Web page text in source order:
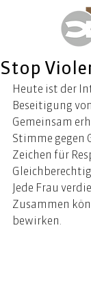
Stop
Heute ist der
Beseitigung
Gemeinsam
Stimme gegen
Zeichen für
Jede Frau
Zusammen
bewirken.